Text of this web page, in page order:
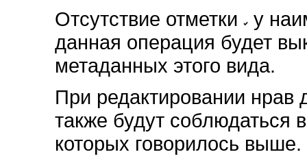
Отсутствие отметки
у
данная операция будет
метаданных этого вида.
При редактировании нрав
также будут соблюдаться
которых говорилось выше.